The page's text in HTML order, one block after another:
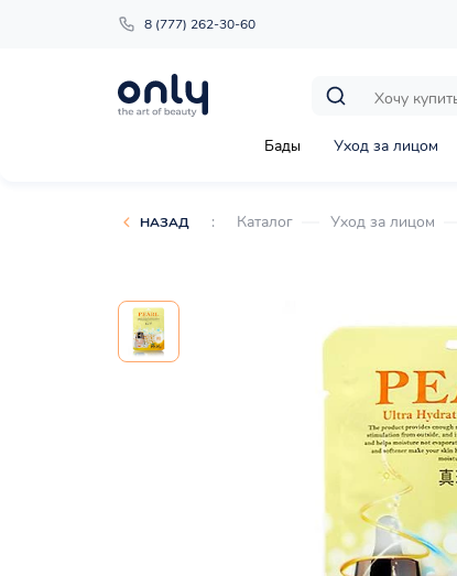
8 (777) 262-30-60
Бады Уход за лицом
НАЗАД : Каталог Уход за лицом